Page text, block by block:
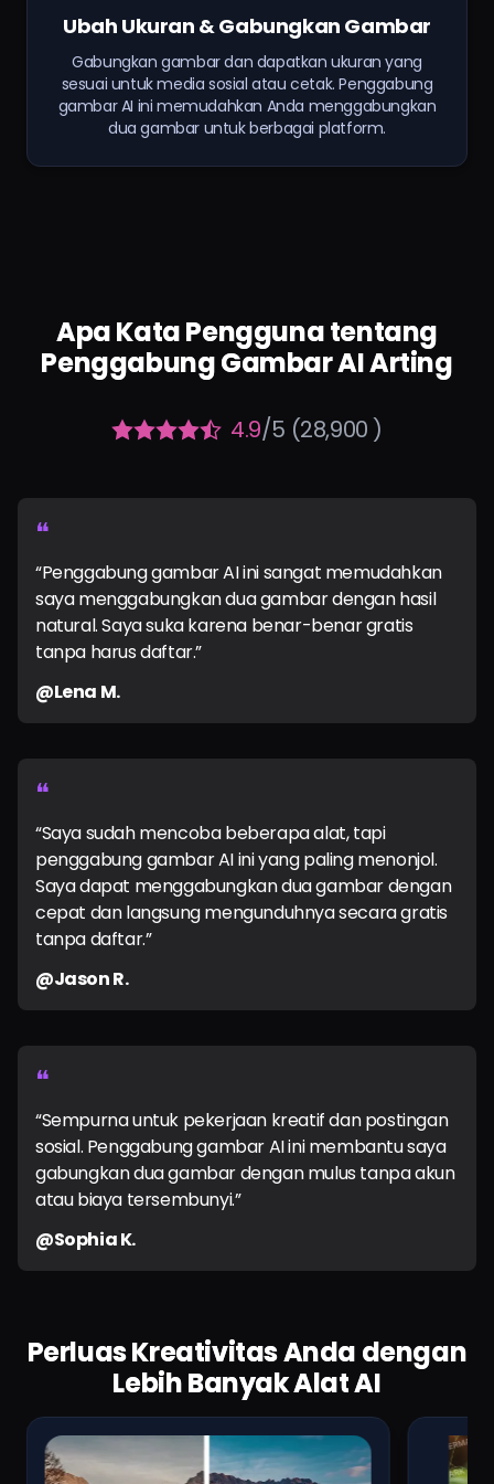
Ubah Ukuran & Gabungkan Gambar
Gabungkan gambar dan dapatkan ukuran yang
sesuai untuk media sosial atau cetak. Penggabung
gambar AI ini memudahkan Anda menggabungkan
dua gambar untuk berbagai platform.
Apa Kata Pengguna tentang
Penggabung Gambar AI Arting
4.9/5 (28,900 )
❝
“Penggabung gambar AI ini sangat memudahkan
saya menggabungkan dua gambar dengan hasil
natural. Saya suka karena benar-benar gratis
tanpa harus daftar.”
@Lena M.
❝
“Saya sudah mencoba beberapa alat, tapi
penggabung gambar AI ini yang paling menonjol.
Saya dapat menggabungkan dua gambar dengan
cepat dan langsung mengunduhnya secara gratis
tanpa daftar.”
@Jason R.
❝
“Sempurna untuk pekerjaan kreatif dan postingan
sosial. Penggabung gambar AI ini membantu saya
gabungkan dua gambar dengan mulus tanpa akun
atau biaya tersembunyi.”
@Sophia K.
Perluas Kreativitas Anda dengan
Lebih Banyak Alat AI